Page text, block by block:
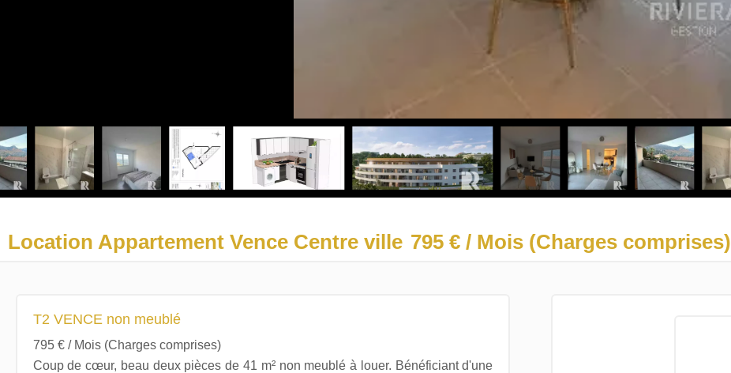
Location Appartement Vence Centre ville 795 € / Mois (Charges comprises)
T2 VENCE non meublé
795 € / Mois (Charges comprises)
Coup de cœur, beau deux pièces de 41 m² non meublé à louer. Bénéficiant d'une